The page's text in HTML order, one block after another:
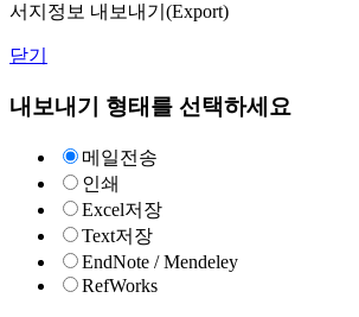
서지정보 내보내기(Export)
닫기
내보내기 형태를 선택하세요
메일전송
인쇄
Excel저장
Text저장
EndNote / Mendeley
RefWorks